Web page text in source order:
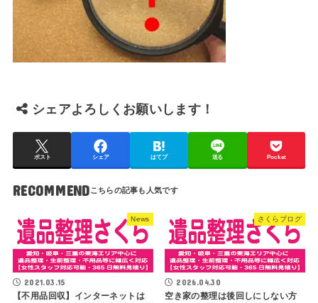
シェアよろしくお願いします！
ポスト シェア はてブ 送る Pocket
RECOMMEND
News
2021.03.15
【不用品回収】インターネットは
さくらブログ
2026.04.30
空き家の整理は後回しにしない方